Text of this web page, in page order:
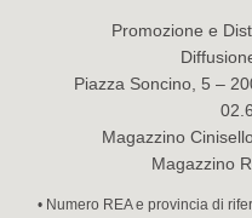
Promozione e
Piazza Soncino, 5 –
Magazzino
Magazzino
• Numero REA e provincia di